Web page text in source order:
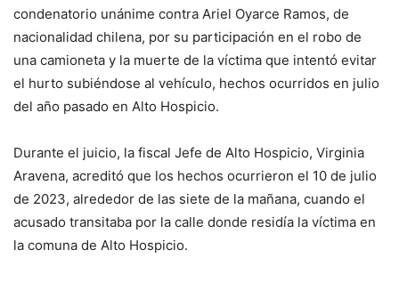
condenatorio unánime contra Ariel Oyarce Ramos, de
nacionalidad chilena, por su participación en el robo de
una camioneta y la muerte de la víctima que intentó evitar
el hurto subiéndose al vehículo, hechos ocurridos en julio
del año pasado en Alto Hospicio.
Durante el juicio, la fiscal Jefe de Alto Hospicio, Virginia
Aravena, acreditó que los hechos ocurrieron el 10 de julio
de 2023, alrededor de las siete de la mañana, cuando el
acusado transitaba por la calle donde residía la víctima en
la comuna de Alto Hospicio.